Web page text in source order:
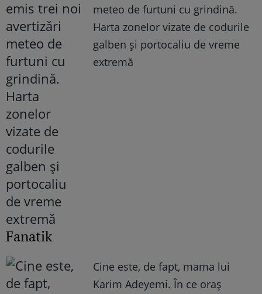
meteo de furtuni cu grindină.
Harta zonelor vizate de codurile
galben și portocaliu de vreme
extremă
Fanatik
Cine este, de fapt, mama lui
Karim Adeyemi. În ce oraș